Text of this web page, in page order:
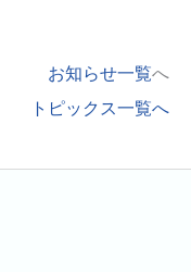
お知らせ一覧へ
トピックス一覧へ